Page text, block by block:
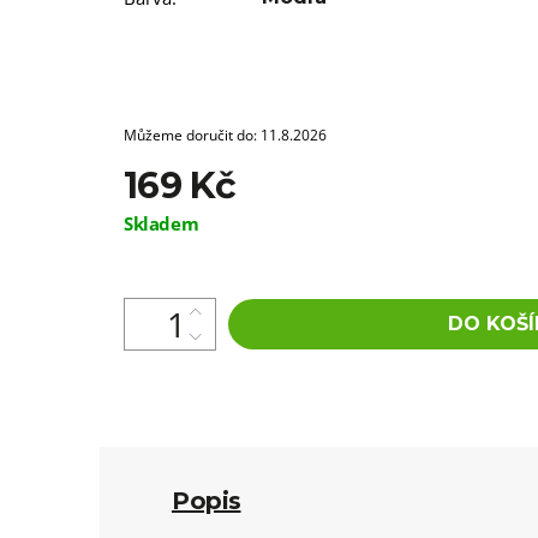
Můžeme doručit do: 11.8.2026
169 Kč
Měrná
Skladem
DO
Popis